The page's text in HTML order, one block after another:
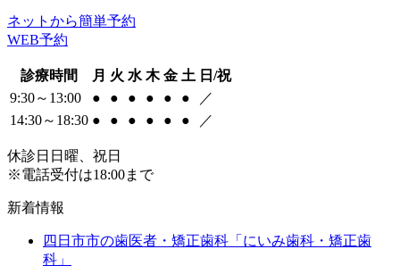
ネットから簡単予約
WEB予約
診療時間 月 火 水 木 金 土 日/祝
9:30～13:00
● ● ● ● ● ●
／
14:30～18:30 ● ● ● ● ● ● ／
休診日 日曜、祝日
※電話受付は18:00まで
新着情報
四日市市の歯医者・矯正歯科「にいみ歯科・矯正歯
科」